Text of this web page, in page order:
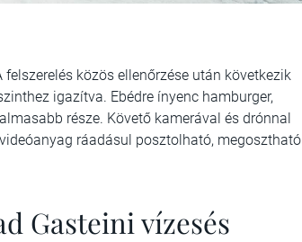
közös ellenőrzése után következik
igazítva. Ebédre ínyenc hamburger,
része. Követő kamerával és drónnal
ráadásul posztolható, megosztható
Gasteini vízesés